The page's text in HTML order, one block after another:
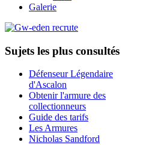
Galerie
Sujets les plus consultés
Défenseur Légendaire
d'Ascalon
Obtenir l'armure des
collectionneurs
Guide des tarifs
Les Armures
Nicholas Sandford